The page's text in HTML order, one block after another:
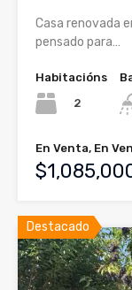
Casa renovada
pensado para…
Habitacións
2
En Venta, En
Destacado